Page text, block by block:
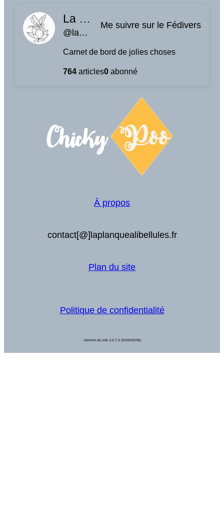
La planque à libellules
@laplanquealibellules.fr@www.laplanquealibellules.fr
Me suivre sur le Fédivers
Carnet de bord de jolies choses
764 articles0 abonné
À propos
contact[@]laplanquealibellules.fr
Plan du site
Politique de confidentialité
Version du site 2.0. 7.3 (2026/02/06)